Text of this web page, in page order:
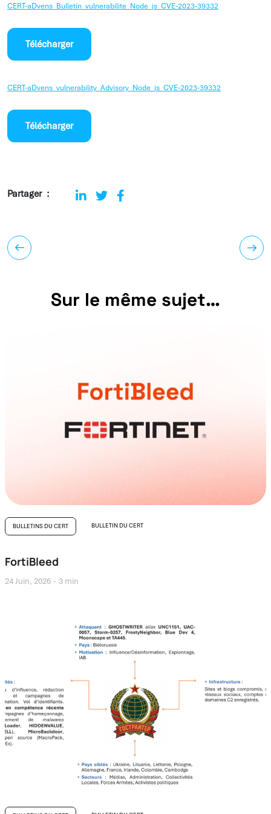
CERT-aDvens_Bulletin_vulnerabilite_Node_js_CVE-2023-39332
Télécharger
CERT-aDvens_vulnerability_Advisory_Node_js_CVE-2023-39332
Télécharger
Partager
Sur le même sujet…
BULLETINS DU CERT BULLETIN DU CERT
FortiBleed
24 Juin, 2026 3 min